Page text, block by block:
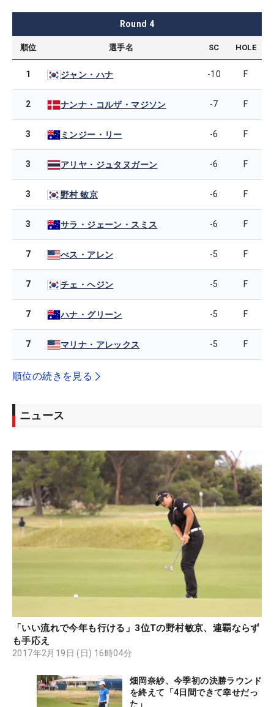
Round 4
順位 選手名 SC HOLE
1 ジャン・ハナ -10 F
2 ナンナ・コルザ・マジソン -7 F
3 ミンジー・リー -6 F
3 アリヤ・ジュタヌガーン -6 F
3 野村 敏京 -6 F
3 サラ・ジェーン・スミス -6 F
7 べス・アレン -5 F
7 チェ・ヘジン -5 F
7 ハナ・グリーン -5 F
7 マリナ・アレックス -5 F
順位の続きを見る
ニュース
「いい流れで今年も行ける」3位Tの野村敏京、連覇ならず
も手応え
2017年2月19日 (日) 16時04分
畑岡奈紗、今季初の決勝ラウンド
を終えて「4日間できて幸せだっ
た」